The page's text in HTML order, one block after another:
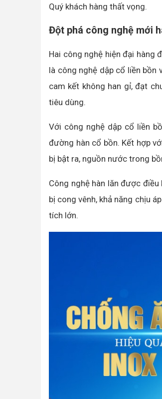
Quý khách hàng thất vọng.
Đột phá công nghệ mới
Hai công nghệ hiện đại hàng
là công nghệ dập cổ liền
cam kết không han gỉ, đạt
tiêu dùng.
Với công nghệ dập cổ liền
đường hàn cổ bồn. Kết hợp
bị bật ra, nguồn nước trong
Công nghệ hàn lăn được
bị cong vênh, khả năng chịu
tích lớn.